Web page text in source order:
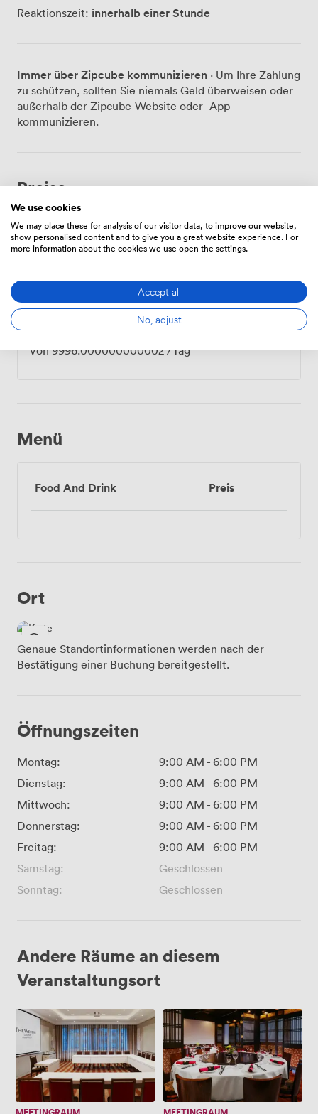
Reaktionszeit: innerhalb einer Stunde
Immer über Zipcube kommunizieren · Um Ihre Zahlung
zu schützen, sollten Sie niemals Geld überweisen oder
außerhalb der Zipcube-Website oder -App
kommunizieren.
Preise
Zeitplan
Tägliche
Von9996.000000000002/Tag
Menü
Food And Drink Preis
Ort
Genaue Standortinformationen werden nach der
Bestätigung einer Buchung bereitgestellt.
Öffnungszeiten
Montag: 9:00 AM - 6:00 PM
Dienstag:
9:00 AM - 6:00 PM
Mittwoch:
9:00 AM - 6:00 PM
Donnerstag:
9:00 AM - 6:00 PM
Freitag:
9:00 AM - 6:00 PM
Samstag:
Geschlossen
Sonntag:
Geschlossen
Andere Räume an diesem
Veranstaltungsort
Berlin Athen
We use cookies
We may place these for analysis of our visitor data, to improve our website,
show personalised content and to give you a great website experience. For
more information about the cookies we use open the settings.
Accept all
No, adjust